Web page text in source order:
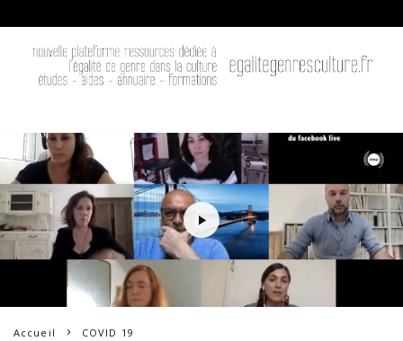
Accueil COVID 19